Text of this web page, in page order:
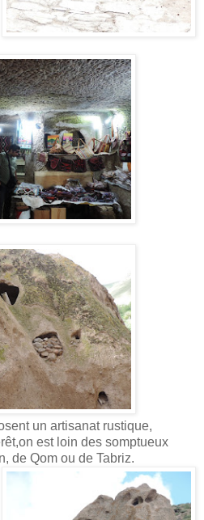
un artisanat rustique,
est loin des somptueux
de Qom ou de Tabriz.